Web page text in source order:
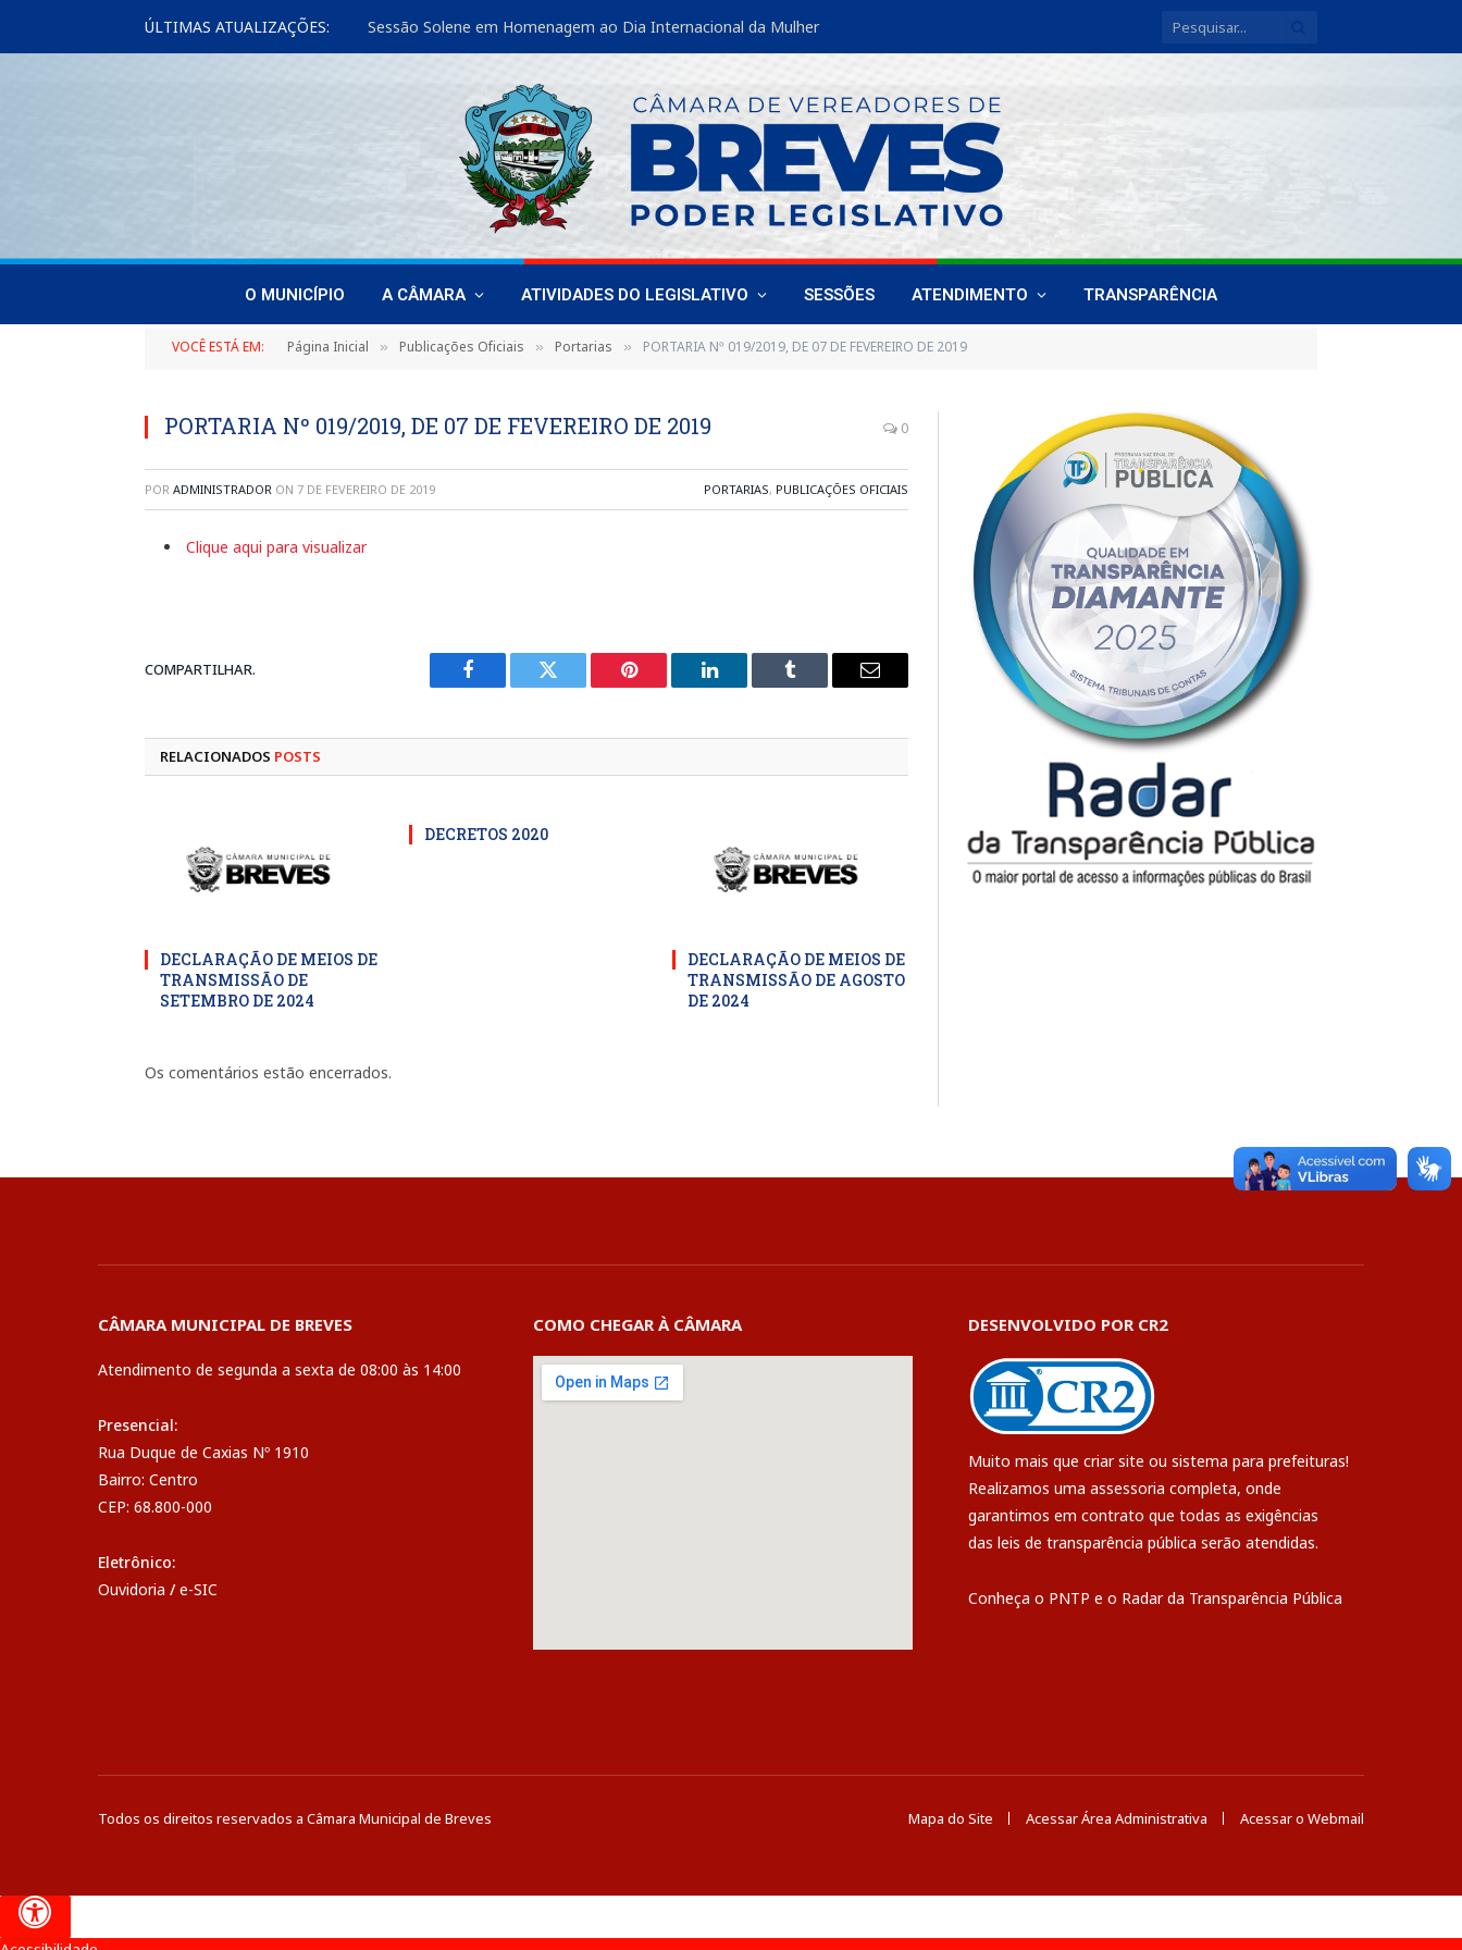
ÚLTIMAS ATUALIZAÇÕES: Sessão Solene em Homenagem ao Dia Internacional da Mulher
O MUNICÍPIO A CÂMARA ATIVIDADES DO LEGISLATIVO SESSÕES ATENDIMENTO TRANSPARÊNCIA
VOCÊ ESTÁ EM: Página Inicial » Publicações Oficiais » Portarias » PORTARIA Nº 019/2019, DE 07 DE FEVEREIRO DE 2019
PORTARIA Nº 019/2019, DE 07 DE FEVEREIRO DE 2019 0
POR ADMINISTRADOR ON 7 DE FEVEREIRO DE 2019 PORTARIAS, PUBLICAÇÕES OFICIAIS
Clique aqui para visualizar
COMPARTILHAR.
Facebook Twitter Pinterest LinkedIn Tumblr
E-
RELACIONADOS POSTS
DECLARAÇÃO DE MEIOS DE
TRANSMISSÃO DE
SETEMBRO DE 2024
DECRETOS 2020
DECLARAÇÃO DE MEIOS DE
TRANSMISSÃO DE AGOSTO
DE 2024
Os comentários estão encerrados.
CÂMARA MUNICIPAL DE BREVES
Atendimento de segunda a sexta de 08:00 às 14:00
Presencial:
Rua Duque de Caxias Nº 1910
Bairro: Centro
CEP: 68.800-000
Eletrônico:
Ouvidoria / e-SIC
COMO CHEGAR À CÂMARA DESENVOLVIDO POR CR2
Muito mais que criar site ou sistema para prefeituras!
Realizamos uma assessoria completa, onde
garantimos em contrato que todas as exigências
das leis de transparência pública serão atendidas.
Conheça o PNTP e o Radar da Transparência Pública
Todos os direitos reservados a Câmara Municipal de Breves Mapa do Site Acessar Área Administrativa Acessar o Webmail